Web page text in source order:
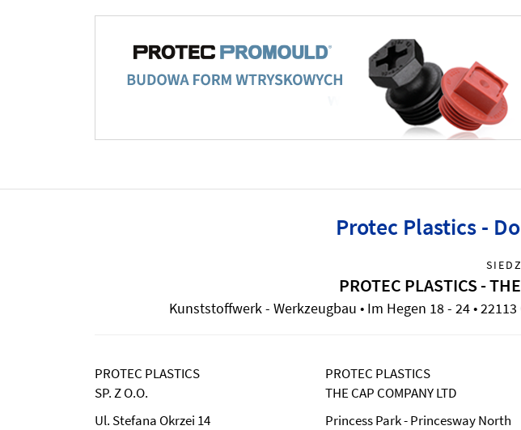
Protec Plastics -
PROTEC PLASTICS -
Kunststoffwerk - Werkzeugbau • Im Hegen 18 - 24 •
PROTEC PLASTICS
SP. Z O.O.
Ul. Stefana Okrzei 14
PROTEC PLASTICS
THE CAP COMPANY LTD
Princess Park - Princesway North